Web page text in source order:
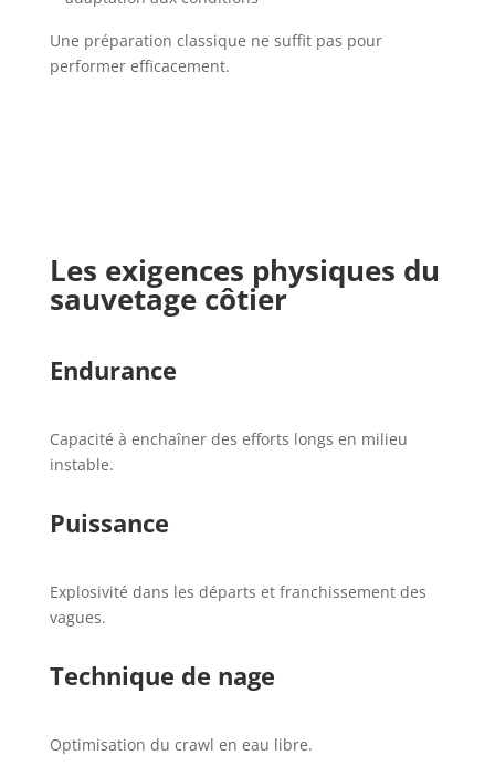
Une préparation classique ne suffit pas pour
performer efficacement.
Les exigences physiques du
sauvetage côtier
Endurance
Capacité à enchaîner des efforts longs en milieu
instable.
Puissance
Explosivité dans les départs et franchissement des
vagues.
Technique de nage
Optimisation du crawl en eau libre.